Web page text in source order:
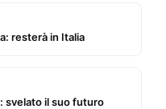
resterà in Italia
svelato il suo futuro